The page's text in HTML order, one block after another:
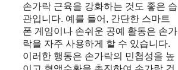
손가락 근육을 강화하는 것도 좋은 습
관입니다. 예를 들어, 간단한 스마트
폰 게임이나 손쉬운 공예 활동은 손가
락을 자주 사용하게 할 수 있습니다.
이러한 행동은 손가락의 민첩성을 높